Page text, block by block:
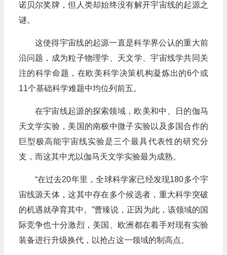
诺贝尔奖牌，但人类却始终没有解开宇宙线的起源之
谜。
这使得宇宙线的起源一直是科学界公认的重大前
沿问题，成为粒子物理学、天文学、宇宙线学共同关
注的科学命题，在欧美科学决策机构凝炼出的6个或
11个基础科学难题中均位列前五。
在宇宙线起源的探索领域，欧美和中、日的伽马
天文学实验，美国的南极中微子实验以及多国合作的
巨型极高能宇宙线实验是三个最具代表性的研究分
支，而这其中尤以伽马天文学实验最为成熟。
“在过去20年里，全球科学家已经发现180多个宇
宙线源天体，这其中存在多个候选者，重大科学突破
的机遇就孕育其中。”曹臻说，正因为此，该领域的国
际竞争也十分激烈，美国、欧洲都在着手对现有实验
装备进行升级换代，以抢占这一领域的制高点。